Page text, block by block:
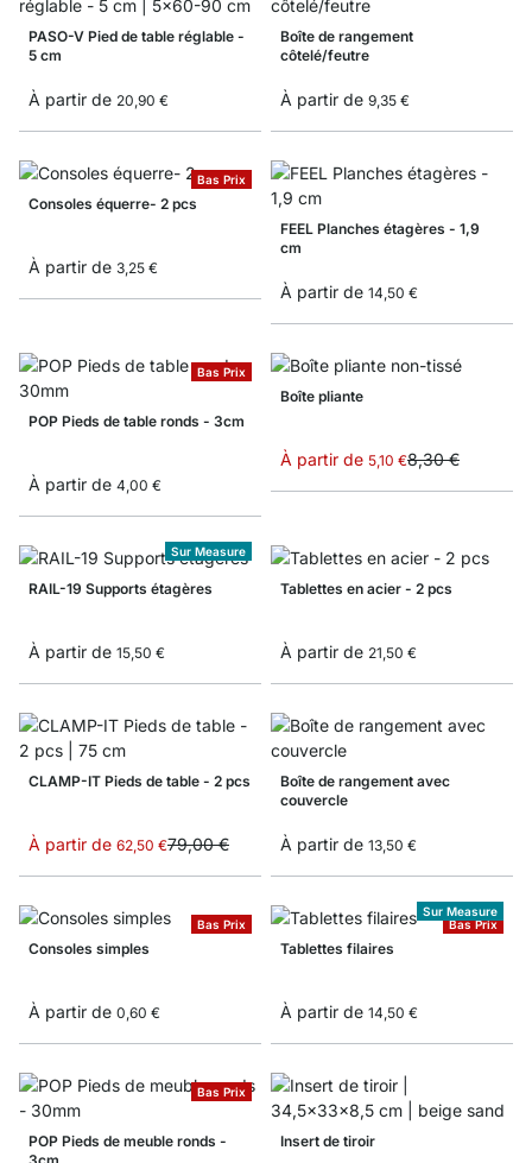
PASO-V Pied de table réglable -
5 cm
À partir de 20,90 €
Boîte de rangement
côtelé/feutre
À partir de 9,35 €
Bas Prix
Consoles équerre- 2 pcs
À partir de 3,25 €
FEEL Planches étagères - 1,9
cm
À partir de 14,50 €
Bas Prix
POP Pieds de table ronds - 3cm
À partir de 4,00 €
Boîte pliante
À partir de 5,10 €8,30 €
Sur Measure
RAIL-19 Supports étagères
À partir de 15,50 €
Tablettes en acier - 2 pcs
À partir de 21,50 €
CLAMP-IT Pieds de table - 2 pcs
À partir de 62,50 €79,00 €
Boîte de rangement avec
couvercle
À partir de 13,50 €
Bas Prix
Consoles simples
À partir de 0,60 €
Bas Prix
Sur Measure
Tablettes filaires
À partir de 14,50 €
Bas Prix
POP Pieds de meuble ronds -
Insert de tiroir